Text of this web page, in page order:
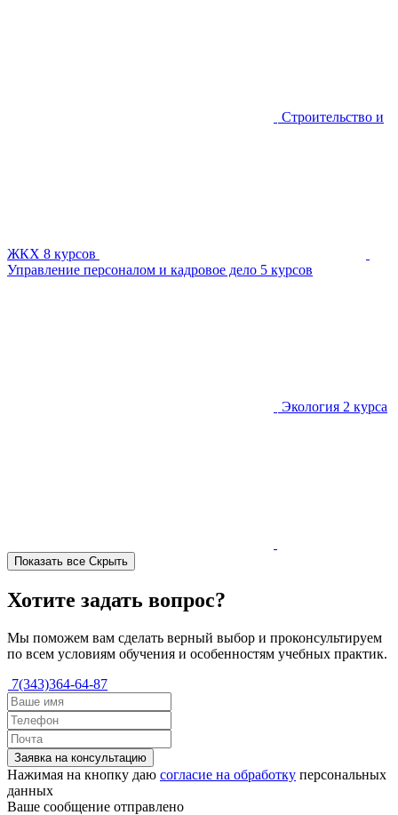
Строительство и
ЖКХ 8 курсов
Управление персоналом и кадровое дело 5 курсов
Экология 2 курса
Показать все Скрыть
Хотите задать вопрос?
Мы поможем вам сделать верный выбор и проконсультируем
по всем условиям обучения и особенностям учебных практик.
7(343)364-64-87
Заявка на консультацию
Нажимая на кнопку даю согласие на обработку персональных
данных
Ваше сообщение отправлено